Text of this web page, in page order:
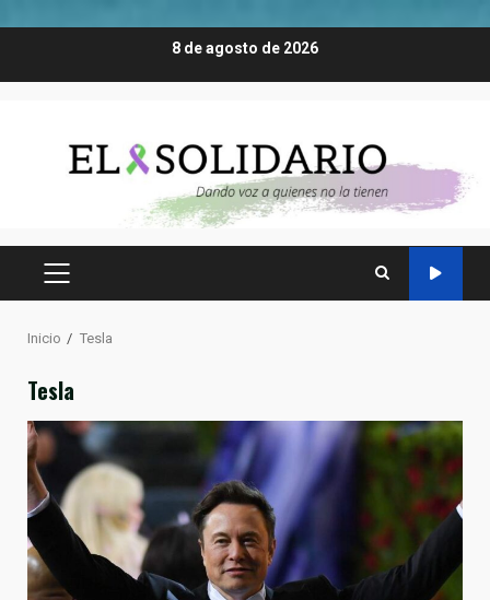
8 de agosto de 2026
MENÚ
Inicio Tesla
Tesla